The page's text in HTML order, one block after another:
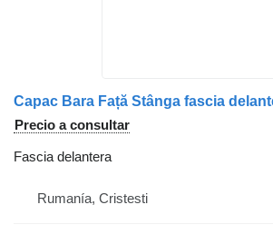
Precio a consultar
Fascia delantera
Rumanía, Cristesti